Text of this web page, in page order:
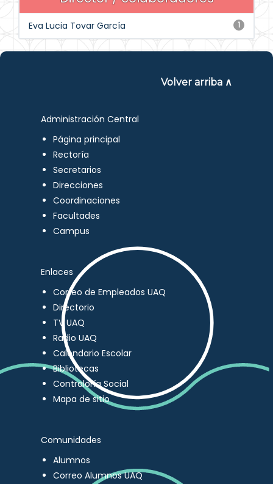
1
Eva Lucia Tovar García
Volver arriba ∧
Administración Central
Página principal
Rectoría
Secretarios
Direcciones
Coordinaciones
Facultades
Campus
Enlaces
Correo de Empleados UAQ
Directorio
TV UAQ
Radio UAQ
Calendario Escolar
Bibliotecas
Contraloría Social
Mapa de sitio
Comunidades
Alumnos
Correo Alumnos UAQ